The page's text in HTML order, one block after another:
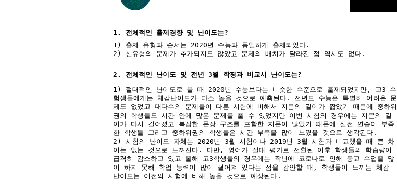
1. 전체적인 출제경향 및 난이도는?
1) 출제 유형과 순서는 2020년 수능과 동일하게 출제되었다.
2) 신유형의 문제가 추가되지도 않았고 문제의 배치가 달라진 점 역시도 없다.
2. 전체적인 난이도 및 전년 3월 학평과 비교시 난이도는?
1) 절대적인 난이도로 볼 때 2020년 수능보다는 비슷한 수준으로 출제되었지만, 고3 수
험생들에게는 체감난이도가 다소 높을 것으로 예측된다. 전년도 수능은 특별히 어려운 문
제도 없었고 대다수의 문제들이 다른 시험에 비해서 지문의 길이가 짧았기 때문에 중하위
권의 학생들도 시간 안에 많은 문제를 풀 수 있었지만 이번 시험의 경우에는 지문의 길
이가 다시 길어졌고 복잡한 문장 구조를 포함한 지문이 많았기 때문에 실전 연습이 부족
한 학생들 그리고 중하위권의 학생들은 시간 부족을 많이 느꼈을 것으로 생각된다.
2) 시험의 난이도 자체는 2020년 3월 시험이나 2019년 3월 시험과 비교했을 때 큰 차
이는 없는 것으로 느껴진다. 다만, 영어가 절대 평가로 전환된 이후 학생들의 학습량이
급격히 감소하고 있고 올해 고3학생들의 경우에는 작년에 코로나로 인해 등교 수업을 많
이 하지 못해 학업 능력이 많이 떨어져 있다는 점을 감안할 때, 학생들이 느끼는 체감
난이도는 이전의 시험에 비해 높을 것으로 예상된다.